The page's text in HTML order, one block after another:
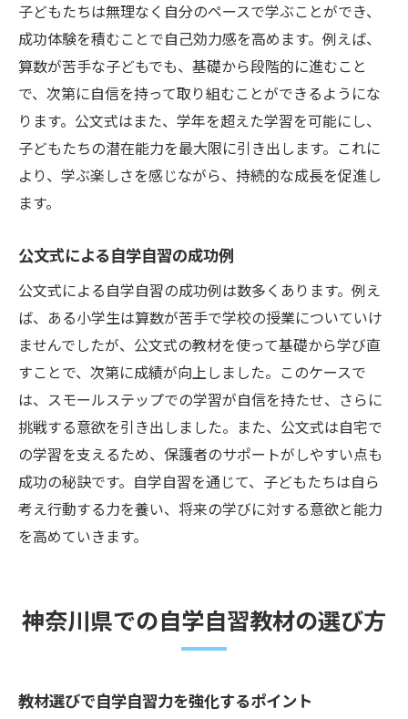
子どもたちは無理なく自分のペースで学ぶことができ、
成功体験を積むことで自己効力感を高めます。例えば、
算数が苦手な子どもでも、基礎から段階的に進むこと
で、次第に自信を持って取り組むことができるようにな
ります。公文式はまた、学年を超えた学習を可能にし、
子どもたちの潜在能力を最大限に引き出します。これに
より、学ぶ楽しさを感じながら、持続的な成長を促進し
ます。
公文式による自学自習の成功例
公文式による自学自習の成功例は数多くあります。例え
ば、ある小学生は算数が苦手で学校の授業についていけ
ませんでしたが、公文式の教材を使って基礎から学び直
すことで、次第に成績が向上しました。このケースで
は、スモールステップでの学習が自信を持たせ、さらに
挑戦する意欲を引き出しました。また、公文式は自宅で
の学習を支えるため、保護者のサポートがしやすい点も
成功の秘訣です。自学自習を通じて、子どもたちは自ら
考え行動する力を養い、将来の学びに対する意欲と能力
を高めていきます。
神奈川県での自学自習教材の選び方
教材選びで自学自習力を強化するポイント